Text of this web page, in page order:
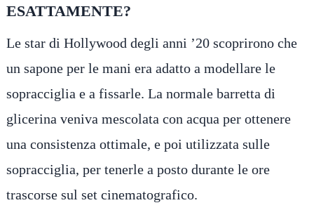
ESATTAMENTE?
Le star di Hollywood degli anni ’20 scoprirono che
un sapone per le mani era adatto a modellare le
sopracciglia e a fissarle. La normale barretta di
glicerina veniva mescolata con acqua per ottenere
una consistenza ottimale, e poi utilizzata sulle
sopracciglia, per tenerle a posto durante le ore
trascorse sul set cinematografico.